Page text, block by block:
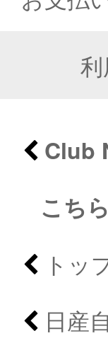
Club
こち
トッ
日産